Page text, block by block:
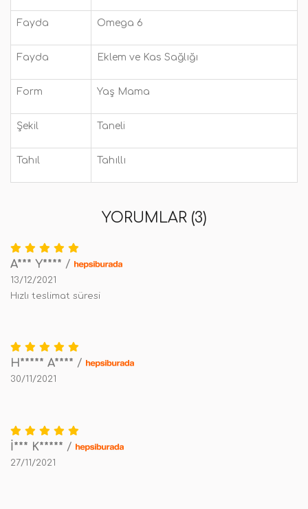
Fayda Omega 6
Fayda Eklem ve Kas Sağlığı
Form Yaş Mama
Şekil Taneli
Tahıl Tahıllı
YORUMLAR (3)
A*** Y**** /
13/12/2021
Hızlı teslimat süresi
H***** A**** /
30/11/2021
İ*** K***** /
27/11/2021